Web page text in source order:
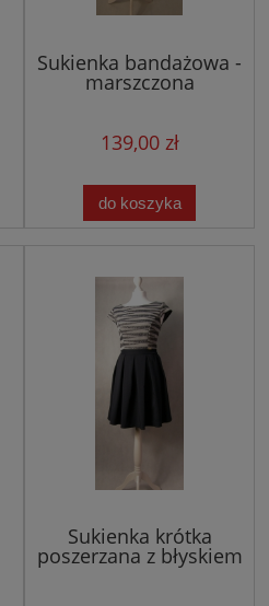
Sukienka bandażowa -
marszczona
139,00 zł
do koszyka
Sukienka krótka
poszerzana z błyskiem